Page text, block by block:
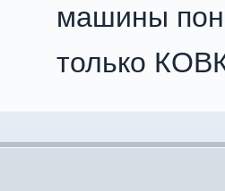
машины
только